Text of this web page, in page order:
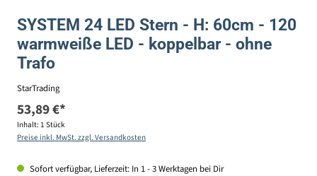
SYSTEM 24 LED Stern - H: 60cm - 120
warmweiße LED - koppelbar - ohne
Trafo
StarTrading
53,89 €*
Inhalt: 1 Stück
Preise inkl. MwSt. zzgl. Versandkosten
Sofort verfügbar, Lieferzeit: In 1 - 3 Werktagen bei Dir